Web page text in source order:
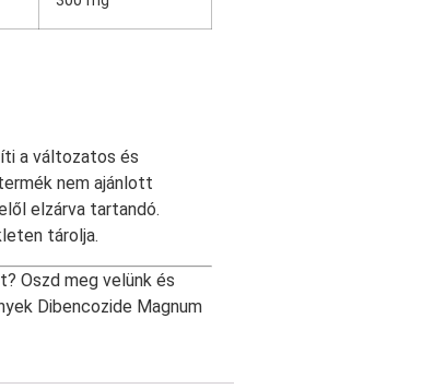
a változatos és
nem ajánlott
elzárva tartandó.
tárolja.
Oszd meg velünk és
Dibencozide Magnum